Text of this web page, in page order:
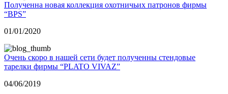
Полученна новая коллекция охотничьих патронов фирмы
“BPS”
01/01/2020
Очень скоро в нашей сети будет полученны стендовые
тарелки фирмы “PLATO VIVAZ”
04/06/2019